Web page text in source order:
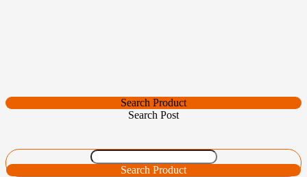
Search Product
Search Post
Search Product